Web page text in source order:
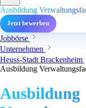
Ausbildung
Jetzt bewerben
Jobbörse
Unternehmen
Heuss-Stadt Brackenheim
Ausbildung
Ausbildung